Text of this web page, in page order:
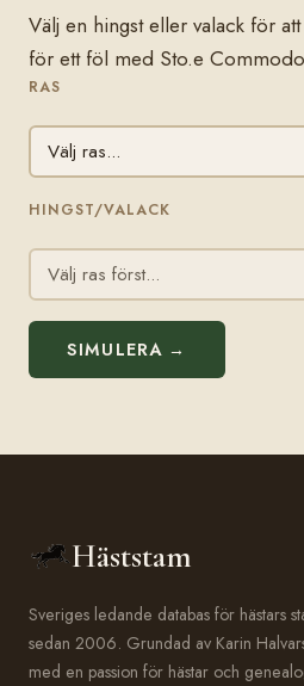
Välj en hingst eller valack för
för ett föl med Sto.e
RAS
HINGST/VALACK
SIMULERA →
Häststam
Sveriges ledande databas för hästars
sedan 2006. Grundad av Karin
med en passion för hästar och